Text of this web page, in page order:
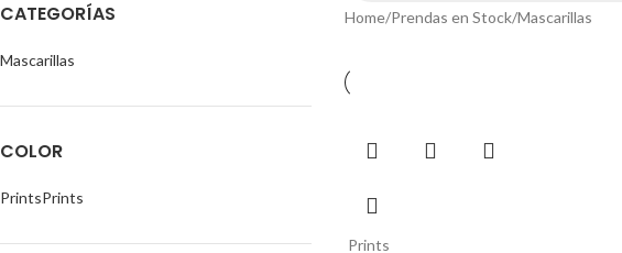
CATEGORÍAS
Mascarillas
COLOR
PrintsPrints
Home Prendas en Stock Mascarillas
Prints